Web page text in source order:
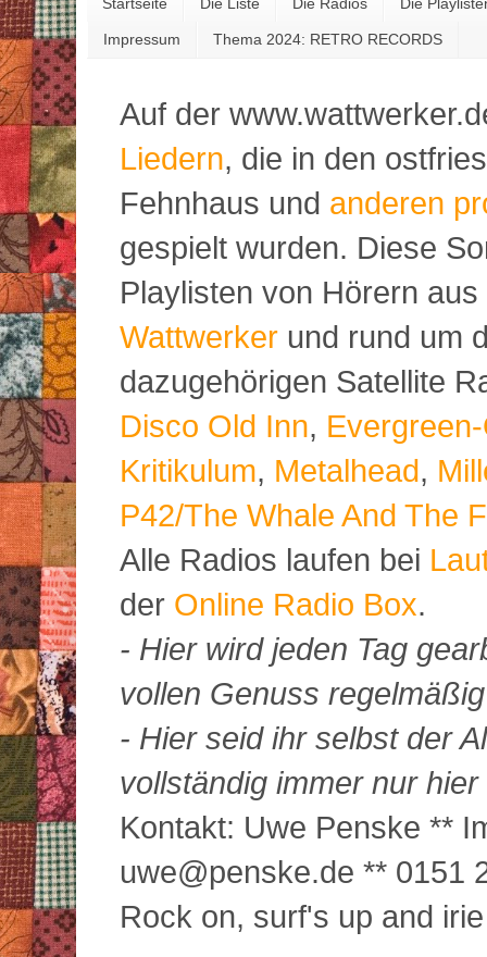
Startseite Die Liste Die Radios Die
Impressum Thema 2024: RETRO RECORDS
Auf der
Liedern, die in den
Fehnhaus und anderen
gespielt wurden. Diese
Playlisten von Hörern
Wattwerker und rund um
dazugehörigen Satellite
Disco Old Inn,
Kritikulum, Metalhead,
P42/The Whale And The
Alle Radios laufen bei
der Online Radio Box.
- Hier wird jeden Tag
vollen Genuss
- Hier seid ihr selbst der
vollständig immer nur
Kontakt: Uwe Penske **
uwe@penske.de ** 0151
Rock on, surf's up and